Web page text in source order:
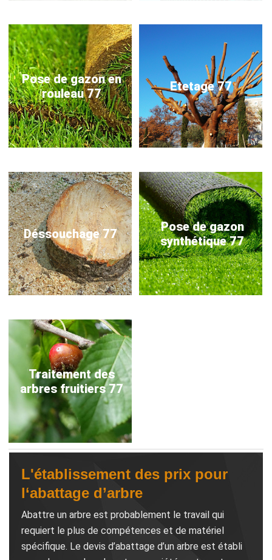
Pose de gazon en
rouleau 77
Etetage 77
Déssouchage 77
Pose de gazon
synthétique 77
Traitement des
arbres fruitiers 77
L'établissement des prix pour
l‘abattage d’arbre
Abattre un arbre est probablement le travail qui
requiert le plus de compétences et de matériel
spécifique. Le devis d’abattage d’un arbre est établi